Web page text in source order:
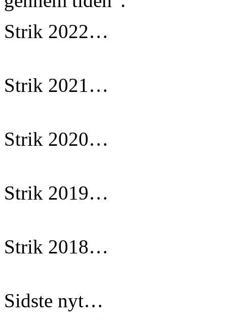
Strik 2022…
Strik 2021…
Strik 2020…
Strik 2019…
Strik 2018…
Sidste nyt…